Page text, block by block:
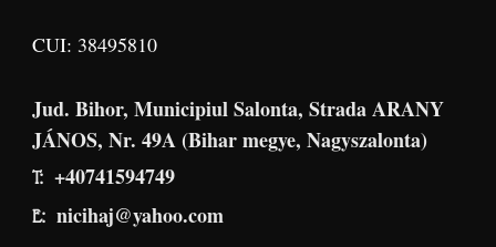
CUI: 38495810
Jud. Bihor, Municipiul Salonta, Strada ARANY
JÁNOS, Nr. 49A (Bihar megye, Nagyszalonta)
T: +40741594749
E: nicihaj@yahoo.com